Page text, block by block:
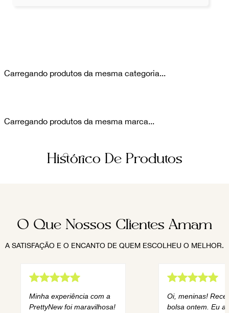
Carregando produtos da mesma categoria...
Carregando produtos da mesma marca...
Histórico De Produtos
O Que Nossos Clientes Amam
A SATISFAÇÃO E O ENCANTO DE QUEM ESCOLHEU O MELHOR.
Minha experiência com a
PrettyNew foi maravilhosa!
Oi, meninas!
bolsa ontem. Eu